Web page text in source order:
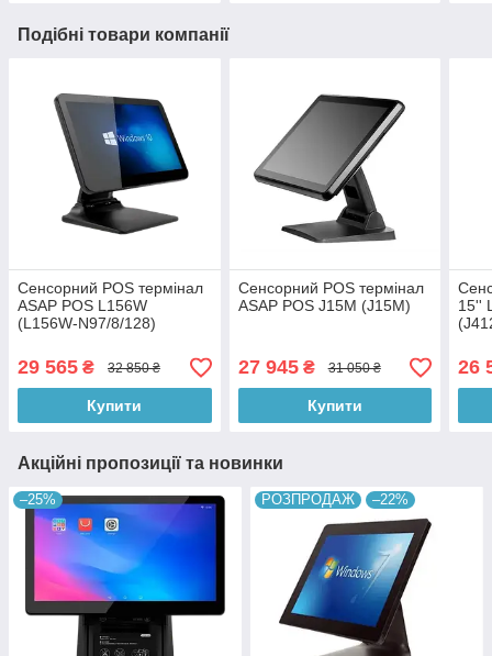
Подібні товари компанії
Сенсорний POS термінал
ASAP POS L156W
(L156W-N97/8/128)
29 565 ₴ 32 850 ₴
Купити
Сенсорний POS термінал
ASAP POS J15M (J15M)
27 945₴ 31 050 ₴
Купити
15''
26
Акційні пропозиції та новинки
–25% РОЗПРОДАЖ –22%